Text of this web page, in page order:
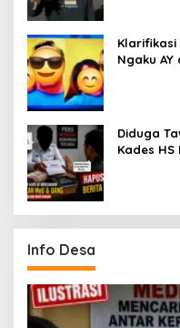
Klarifikasi
Ngaku
Diduga
Kades
Info Desa